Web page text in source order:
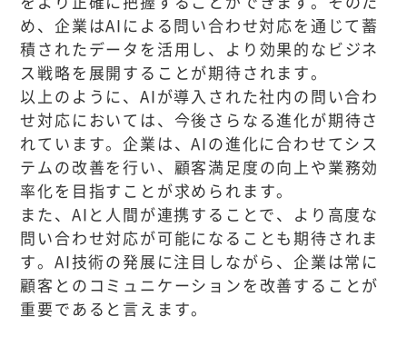
め、企業はAIによる問い合わせ対応を通じて蓄
積されたデータを活用し、より効果的なビジネ
ス戦略を展開することが期待されます。
以上のように、AIが導入された社内の問い合わ
せ対応においては、今後さらなる進化が期待さ
れています。企業は、AIの進化に合わせてシス
テムの改善を行い、顧客満足度の向上や業務効
率化を目指すことが求められます。
また、AIと人間が連携することで、より高度な
問い合わせ対応が可能になることも期待されま
す。AI技術の発展に注目しながら、企業は常に
顧客とのコミュニケーションを改善することが
重要であると言えます。